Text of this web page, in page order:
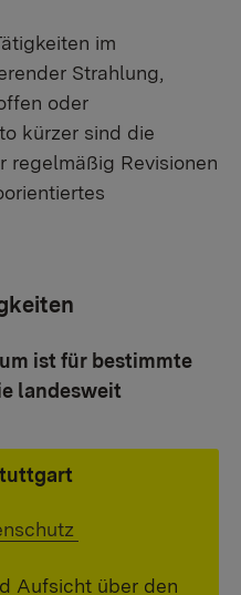
im
Strahlung,
oder
kürzer sind die
regelmäßig Revisionen
ist für bestimmte
landesweit
Aufsicht über den